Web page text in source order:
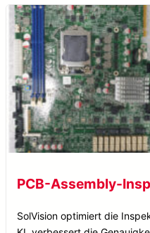
PCB-Assembly-
SolVision optimiert die